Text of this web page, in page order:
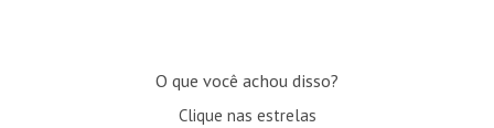
O que você achou disso?
Clique nas estrelas